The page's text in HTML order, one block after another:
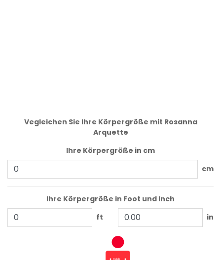
Vegleichen Sie Ihre Körpergröße mit Rosanna
Arquette
Ihre Körpergröße in cm
cm
Ihre Körpergröße in Foot und Inch
ft
in